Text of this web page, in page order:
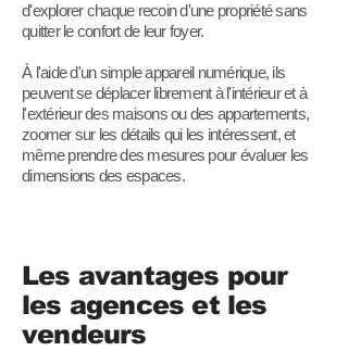
d'explorer chaque recoin d'une propriété sans
quitter le confort de leur foyer.
À l'aide d'un simple appareil numérique, ils
peuvent se déplacer librement à l'intérieur et à
l'extérieur des maisons ou des appartements,
zoomer sur les détails qui les intéressent, et
même prendre des mesures pour évaluer les
dimensions des espaces.
Les avantages pour
les agences et les
vendeurs